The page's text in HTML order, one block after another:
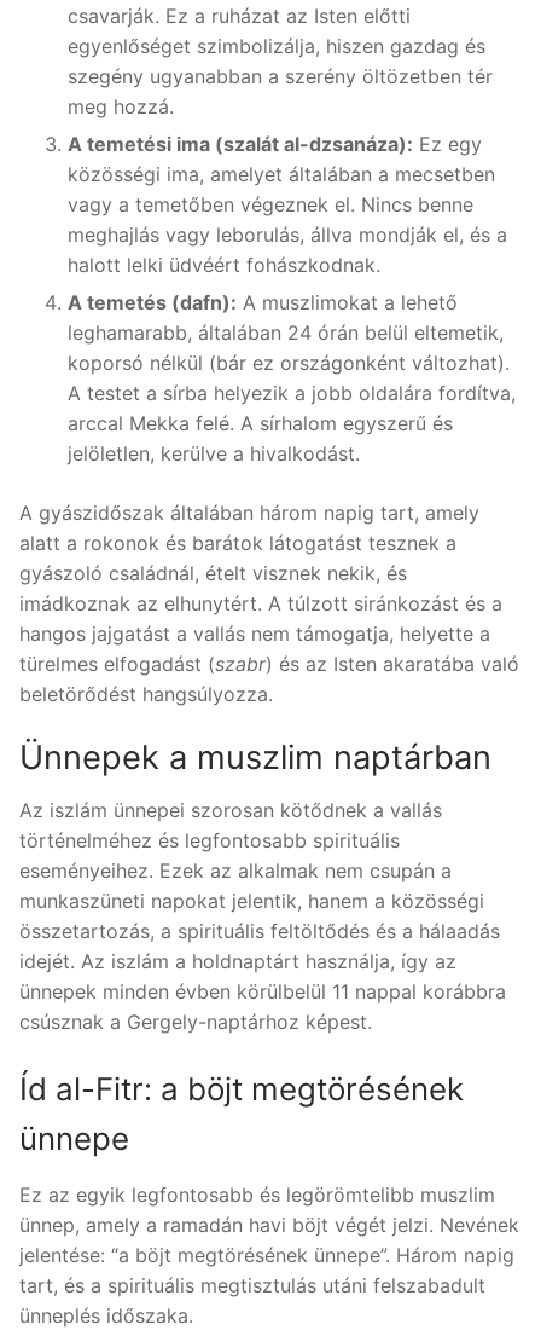
csavarják. Ez a ruházat az Isten előtti
egyenlőséget szimbolizálja, hiszen gazdag és
szegény ugyanabban a szerény öltözetben tér
meg hozzá.
A temetési ima (szalát al-dzsanáza): Ez egy
közösségi ima, amelyet általában a mecsetben
vagy a temetőben végeznek el. Nincs benne
meghajlás vagy leborulás, állva mondják el, és a
halott lelki üdvéért fohászkodnak.
A temetés (dafn): A muszlimokat a lehető
leghamarabb, általában 24 órán belül eltemetik,
koporsó nélkül (bár ez országonként változhat).
A testet a sírba helyezik a jobb oldalára fordítva,
arccal Mekka felé. A sírhalom egyszerű és
jelöletlen, kerülve a hivalkodást.
A gyászidőszak általában három napig tart, amely
alatt a rokonok és barátok látogatást tesznek a
gyászoló családnál, ételt visznek nekik, és
imádkoznak az elhunytért. A túlzott siránkozást és a
hangos jajgatást a vallás nem támogatja, helyette a
türelmes elfogadást (szabr) és az Isten akaratába való
beletörődést hangsúlyozza.
Ünnepek a muszlim naptárban
Az iszlám ünnepei szorosan kötődnek a vallás
történelméhez és legfontosabb spirituális
eseményeihez. Ezek az alkalmak nem csupán a
munkaszüneti napokat jelentik, hanem a közösségi
összetartozás, a spirituális feltöltődés és a hálaadás
idejét. Az iszlám a holdnaptárt használja, így az
ünnepek minden évben körülbelül 11 nappal korábbra
csúsznak a Gergely-naptárhoz képest.
Íd al-Fitr: a böjt megtörésének
ünnepe
Ez az egyik legfontosabb és legörömtelibb muszlim
ünnep, amely a ramadán havi böjt végét jelzi. Nevének
jelentése: “a böjt megtörésének ünnepe”. Három napig
tart, és a spirituális megtisztulás utáni felszabadult
ünneplés időszaka.